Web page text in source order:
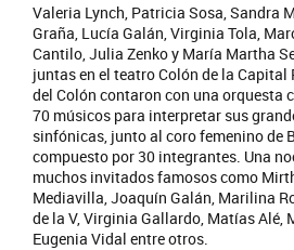
Valeria Lynch, Patricia Sosa, Sandra
Graña, Lucía Galán, Virginia Tola,
Cantilo, Julia Zenko y María Martha
juntas en el teatro Colón de la Capital
del Colón contaron con una orquesta
70 músicos para interpretar sus
sinfónicas, junto al coro femenino de
compuesto por 30 integrantes. Una
muchos invitados famosos como
Mediavilla, Joaquín Galán, Marilina
de la V, Virginia Gallardo, Matías Alé,
Eugenia Vidal entre otros.